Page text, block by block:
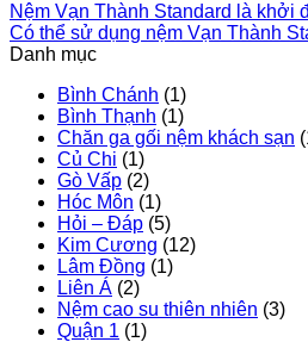
Nệm Vạn Thành Standard là khởi
Có thể sử dụng nệm Vạn Thành
Danh mục
Bình Chánh (1)
Bình Thạnh (1)
Chăn ga gối nệm khách sạn
Củ Chi (1)
Gò Vấp (2)
Hóc Môn (1)
Hỏi – Đáp (5)
Kim Cương (12)
Lâm Đồng (1)
Liên Á (2)
Nệm cao su thiên nhiên (3)
Quận 1 (1)